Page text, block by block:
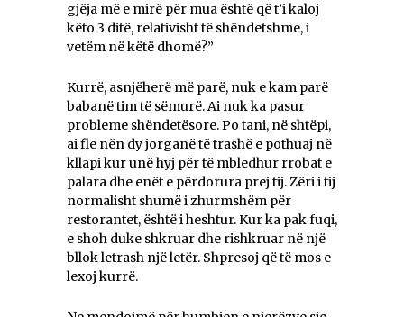
gjëja më e mirë për mua është që t’i kaloj
këto 3 ditë, relativisht të shëndetshme, i
vetëm në këtë dhomë?”
Kurrë, asnjëherë më parë, nuk e kam parë
babanë tim të sëmurë. Ai nuk ka pasur
probleme shëndetësore. Po tani, në shtëpi,
ai fle nën dy jorganë të trashë e pothuaj në
kllapi kur unë hyj për të mbledhur rrobat e
palara dhe enët e përdorura prej tij. Zëri i tij
normalisht shumë i zhurmshëm për
restorantet, është i heshtur. Kur ka pak fuqi,
e shoh duke shkruar dhe rishkruar në një
bllok letrash një letër. Shpresoj që të mos e
lexoj kurrë.